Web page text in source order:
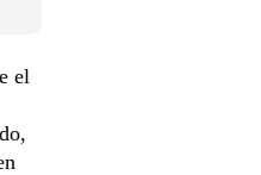
el